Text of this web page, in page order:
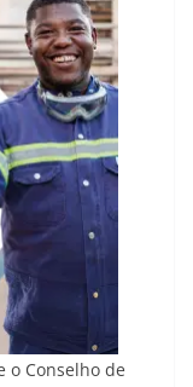
o Conselho de